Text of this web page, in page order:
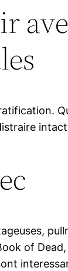
of